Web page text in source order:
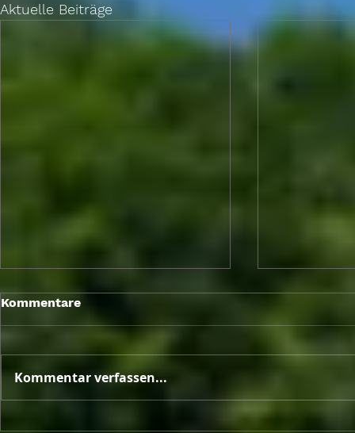
Aktuelle Beiträge
Berlin
Mai 2026
Kommentare
Kommentar verfassen...